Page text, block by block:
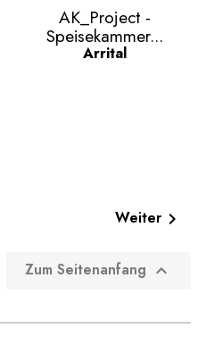
 Vorschau
AK_Project -
Speisekammer...
Arrital
Weiter
Zum Seitenanfang 